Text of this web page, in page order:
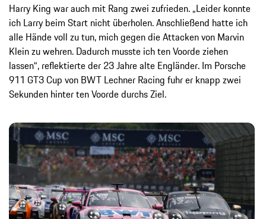
Harry King war auch mit Rang zwei zufrieden. „Leider konnte
ich Larry beim Start nicht überholen. Anschließend hatte ich
alle Hände voll zu tun, mich gegen die Attacken von Marvin
Klein zu wehren. Dadurch musste ich ten Voorde ziehen
lassen“, reflektierte der 23 Jahre alte Engländer. Im Porsche
911 GT3 Cup von BWT Lechner Racing fuhr er knapp zwei
Sekunden hinter ten Voorde durchs Ziel.